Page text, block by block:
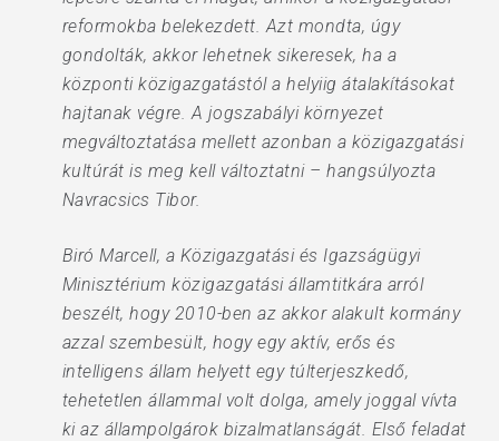
reformokba belekezdett. Azt mondta, úgy
gondolták, akkor lehetnek sikeresek, ha a
központi közigazgatástól a helyiig átalakításokat
hajtanak végre. A jogszabályi környezet
megváltoztatása mellett azonban a közigazgatási
kultúrát is meg kell változtatni – hangsúlyozta
Navracsics Tibor.
Biró Marcell, a Közigazgatási és Igazságügyi
Minisztérium közigazgatási államtitkára arról
beszélt, hogy 2010-ben az akkor alakult kormány
azzal szembesült, hogy egy aktív, erős és
intelligens állam helyett egy túlterjeszkedő,
tehetetlen állammal volt dolga, amely joggal vívta
ki az állampolgárok bizalmatlanságát. Első feladat